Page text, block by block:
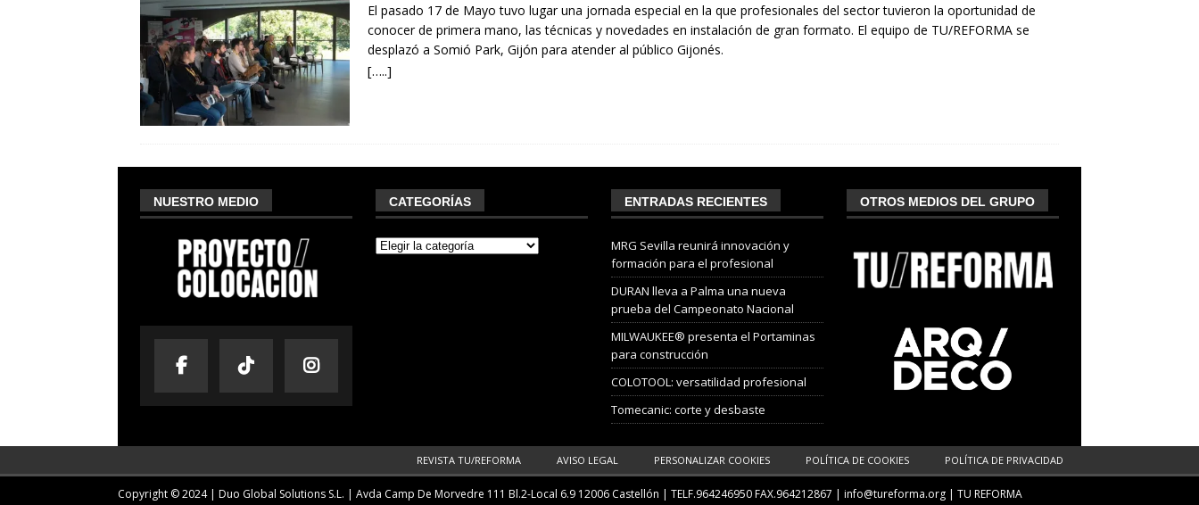
El pasado 17 de Mayo tuvo lugar una jornada especial en la que profesionales del sector tuvieron la oportunidad de
conocer de primera mano, las técnicas y novedades en instalación de gran formato. El equipo de TU/REFORMA se
desplazó a Somió Park, Gijón para atender al público Gijonés.
[…..]
NUESTRO MEDIO CATEGORÍAS ENTRADAS RECIENTES
MRG Sevilla reunirá innovación y
formación para el profesional
DURAN lleva a Palma una nueva
prueba del Campeonato Nacional
MILWAUKEE® presenta el Portaminas
para construcción
COLOTOOL: versatilidad profesional
Tomecanic: corte y desbaste
OTROS MEDIOS DEL GRUPO
REVISTA TU/REFORMA AVISO LEGAL PERSONALIZAR COOKIES POLÍTICA DE COOKIES POLÍTICA DE PRIVACIDAD
Copyright © 2024 | Duo Global Solutions S.L. | Avda Camp De Morvedre 111 Bl.2-Local 6.9 12006 Castellón | TELF.964246950FAX.964212867 | info@tureforma.org TU REFORMA